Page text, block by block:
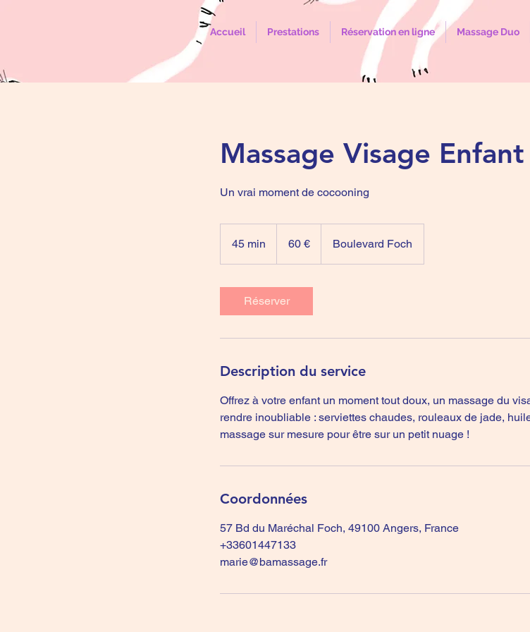
Accueil Prestations Réservation en ligne Massage Duo
Massage Visage Enfant
Un vrai moment de cocooning
45 min
5
60 € Boulevard Foch
Réserver
Description du service
Offrez à votre enfant un moment tout doux, un massage du
rendre inoubliable : serviettes chaudes, rouleaux de jade,
massage sur mesure pour être sur un petit nuage !
Coordonnées
57 Bd du Maréchal Foch, 49100 Angers, France
+33601447133
marie@bamassage.fr